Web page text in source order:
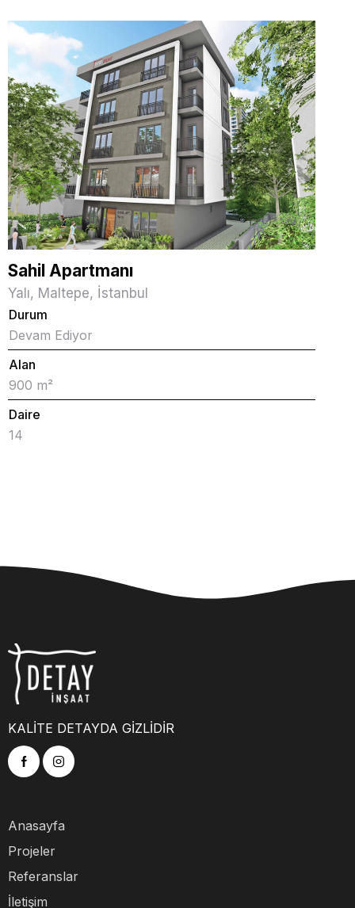
Sahil Apartmanı
Yalı, Maltepe, İstanbul
Durum
Devam Ediyor
Alan
900 m²
Daire
14
KALİTE DETAYDA GİZLİDİR
Anasayfa
Projeler
Referanslar
İletişim